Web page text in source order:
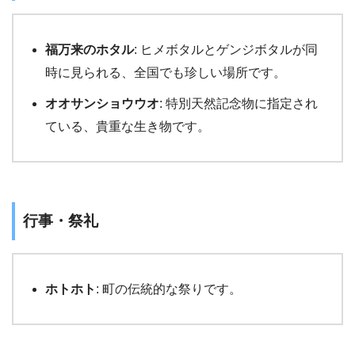
福万来のホタル: ヒメボタルとゲンジボタルが同
時に見られる、全国でも珍しい場所です。
オオサンショウウオ: 特別天然記念物に指定され
ている、貴重な生き物です。
行事・祭礼
ホトホト : 町の伝統的な祭りです。